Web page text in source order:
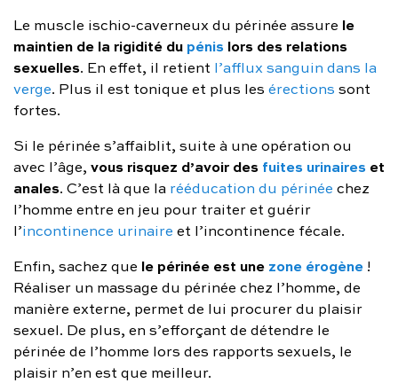
Le muscle ischio-caverneux du périnée assure le
maintien de la rigidité dupénis lors des relations
sexuelles. En effet, il retient l’afflux sanguin dans la
verge. Plus il est tonique et plus les érections sont
fortes.
Si le périnée s’affaiblit, suite à une opération ou
avec l’âge, vous risquez d’avoir des fuites urinaires et
anales. C’est là que la rééducation du périnée chez
l’homme entre en jeu pour traiter et guérir
l’incontinence urinaire et l’incontinence fécale.
Enfin, sachez que le périnée est une zone érogène !
Réaliser un massage du périnée chez l’homme, de
manière externe, permet de lui procurer du plaisir
sexuel. De plus, en s’efforçant de détendre le
périnée de l’homme lors des rapports sexuels, le
plaisir n’en est que meilleur.